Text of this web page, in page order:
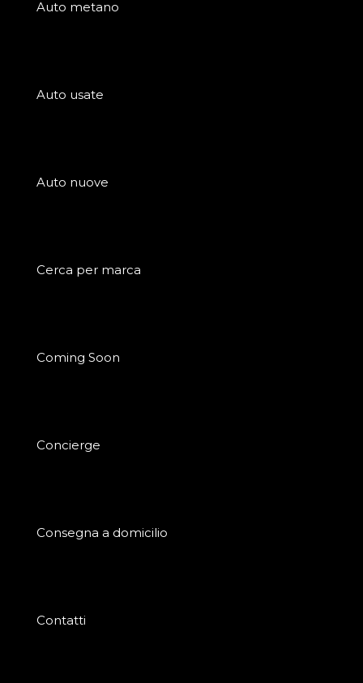
Auto metano
Auto usate
Auto nuove
Cerca per marca
Coming Soon
Concierge
Consegna a domicilio
Contatti